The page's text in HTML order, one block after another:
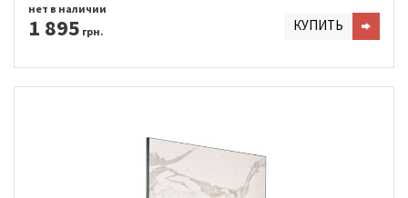
1 895 грн.
нет в наличии
КУПИТЬ